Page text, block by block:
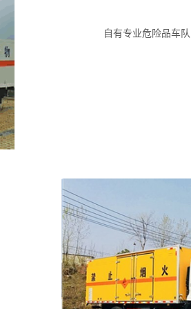
自有专业危险品车